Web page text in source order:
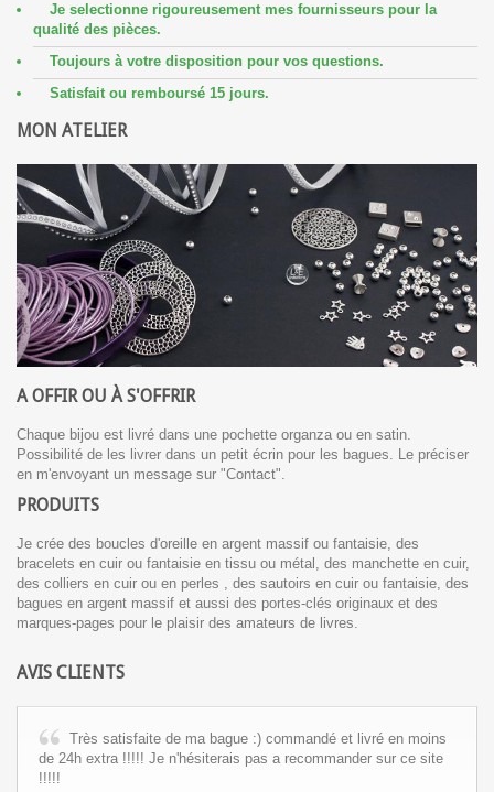
Je selectionne rigoureusement mes fournisseurs pour la
qualité des pièces.
Toujours à votre disposition pour vos questions.
Satisfait ou remboursé 15 jours.
MON ATELIER
A OFFIR OU À S'OFFRIR
Chaque bijou est livré dans une pochette organza ou en satin.
Possibilité de les livrer dans un petit écrin pour les bagues. Le préciser
en m'envoyant un message sur "Contact".
PRODUITS
Je crée des boucles d'oreille en argent massif ou fantaisie, des
bracelets en cuir ou fantaisie en tissu ou métal, des manchette en cuir,
des colliers en cuir ou en perles , des sautoirs en cuir ou fantaisie, des
bagues en argent massif et aussi des portes-clés originaux et des
marques-pages pour le plaisir des amateurs de livres.
AVIS CLIENTS
Très satisfaite de ma bague :) commandé et livré en moins
de 24h extra !!!!! Je n'hésiterais pas a recommander sur ce site
!!!!!